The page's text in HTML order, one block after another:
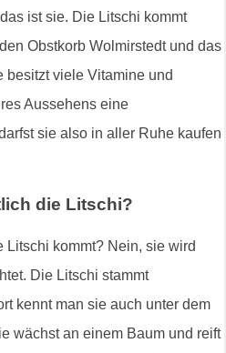
ist sie. Die Litschi kommt
Obstkorb Wolmirstedt und das
besitzt viele Vitamine und
Aussehens eine
sie also in aller Ruhe kaufen
die Litschi?
Litschi kommt? Nein, sie wird
Die Litschi stammt
kennt man sie auch unter dem
wächst an einem Baum und reift